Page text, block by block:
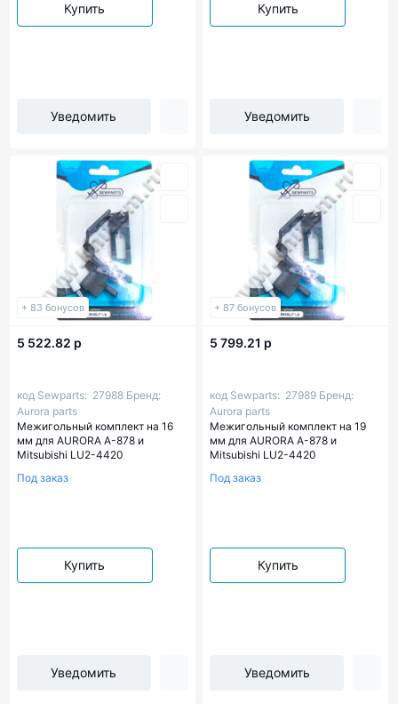
Купить
Уведомить
Купить
Уведомить
+ 83 бонусов
5 522.82 р
код Sewparts: 27988 Бренд:
Aurora parts
Межигольный комплект на 16
мм для AURORA A-878 и
Mitsubishi LU2-4420
Под заказ
Купить
Уведомить
+ 87 бонусов
5 799.21 р
код Sewparts: 27989 Бренд:
Aurora parts
Межигольный комплект на 19
мм для AURORA A-878 и
Mitsubishi LU2-4420
Под заказ
Купить
Уведомить